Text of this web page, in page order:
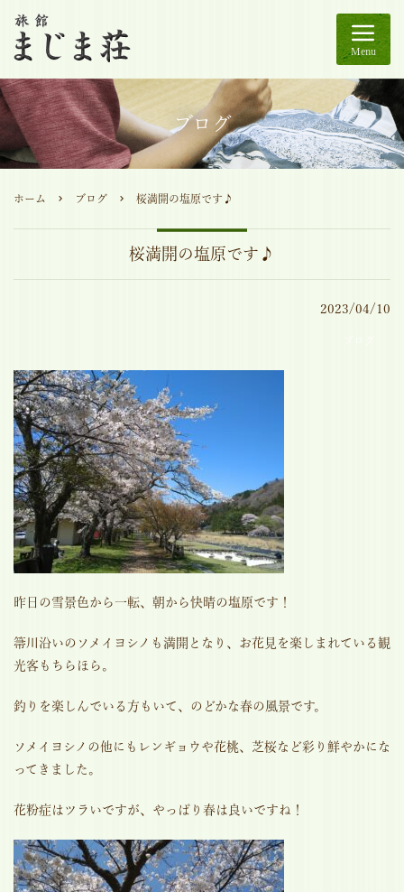
Menu
ブログ
ホーム ブログ 桜満開の塩原です♪
桜満開の塩原です♪
2023/04/10
昨日の雪景色から一転、朝から快晴の塩原です！
箒川沿いのソメイヨシノも満開となり、お花見を楽しまれている観
光客もちらほら。
釣りを楽しんでいる方もいて、のどかな春の風景です。
ソメイヨシノの他にもレンギョウや花桃、芝桜など彩り鮮やかにな
ってきました。
花粉症はツラいですが、やっぱり春は良いですね！